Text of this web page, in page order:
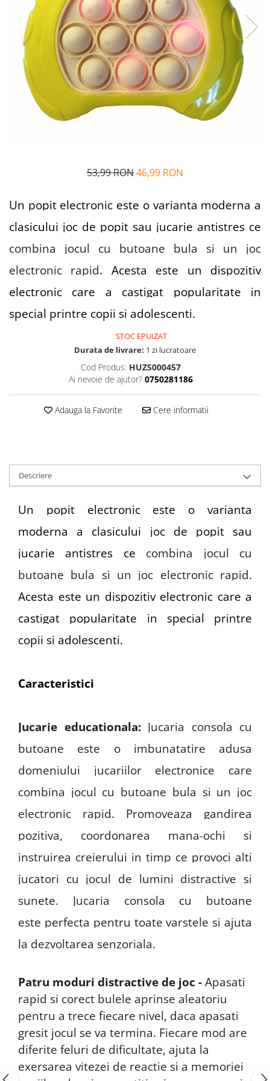
Alfabet si matematica
Jocuri de memorie si inteligenta
Seria Lectia de sanatate
Editura Litera
Editura Galaxia Copiilor
Colectia PIXI
Pisicile Războinice
Colectia Pia Papadia
Colectia Micul Paianjen Firicel
53,99 RON46,99 RON
Un popit electronic este o varianta moderna a
clasicului joc de popit sau jucarie antistres ce
combina jocul cu butoane bula si un joc
electronic rapid. Acesta este un dispozitiv
electronic care a castigat popularitate in
special printre copii si adolescenti.
STOC EPUIZAT
Durata de livrare: 1 zi lucratoare
Cod Produs: HUZS000457
Ai nevoie de ajutor? 0750281186
Adauga la Favorite Cere informatii
Descriere
Un popit electronic este o varianta
moderna a clasicului joc de popit sau
jucarie antistres ce combina jocul cu
butoane bula si un joc electronic rapid.
Acesta este un dispozitiv electronic care a
castigat popularitate in special printre
copii si adolescenti.
Caracteristici
Jucarie educationala: Jucaria consola cu
butoane este o imbunatatire adusa
domeniului jucariilor electronice care
combina jocul cu butoane bula si un joc
electronic rapid. Promoveaza gandirea
pozitiva, coordonarea mana-ochi si
instruirea creierului in timp ce provoci alti
jucatori cu jocul de lumini distractive si
sunete. Jucaria consola cu butoane
este perfecta pentru toate varstele si ajuta
la dezvoltarea senzoriala.
Patru moduri distractive de joc - Apasati
rapid si corect bulele aprinse aleatoriu
pentru a trece fiecare nivel, daca apasati
gresit jocul se va termina. Fiecare mod are
diferite feluri de dificultate, ajuta la
exersarea vitezei de reactie si a memoriei